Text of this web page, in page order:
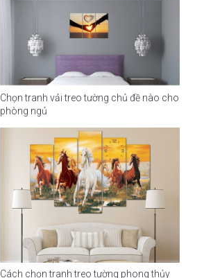
Chọn tranh vải treo tường chủ đề nào cho
phòng ngủ
Cách chọn tranh treo tường phong thủy